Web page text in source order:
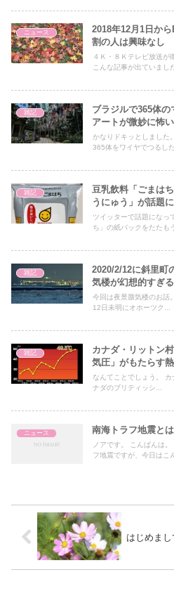
ニュース
2018年12月1日か
割の人は興味なし
４Ｋ・８Ｋテレビ放送が
こんな記事が出ていまし
雑記
ブラジルで365体
アートが微妙に怖い
かなりドキッとしました
365体をワイヤでつるし
雑記
豆乳飲料「ごまは
うにゅう」が話題に
ツイッターで話題になっ
ち」の紙パックをたたも
雑記
2020/2/12に斜里町
気楼が幻想的すぎ
今回は夜景蜃気楼のお話
12日未明にオホーツク...
雑記
カナダ・リットン
気圧」がもたらす
なんてことでしょう。
ナダのブリティッシ...
ニュース 南海トラフ地震と
ノアです。 こんばんは
フ地震ですが、今日はこ
はじめまし